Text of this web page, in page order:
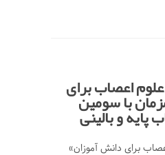
اعصاب برای
با سومین
پایه و بالینی
برای دانش ­آموزان»